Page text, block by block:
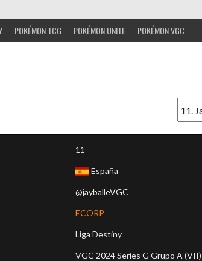
POKÉMON TCG POKÉMON UNITE POKÉMON VGC
11
España
@jayballeVGC
ECORP
Liga Destiny
VGC 2024 Series G Grupo A (VII)